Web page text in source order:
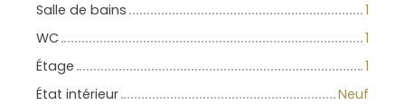
Salle de bains
1
WC
1
Étage
1
État intérieur
Neuf